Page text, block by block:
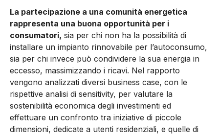
La partecipazione a una comunità energetica
rappresenta una buona opportunità per i
consumatori, sia per chi non ha la possibilità di
installare un impianto rinnovabile per l’autoconsumo,
sia per chi invece può condividere la sua energia in
eccesso, massimizzando i ricavi. Nel rapporto
vengono analizzati diversi business case, con le
rispettive analisi di sensitivity, per valutare la
sostenibilità economica degli investimenti ed
effettuare un confronto tra iniziative di piccole
dimensioni, dedicate a utenti residenziali, e quelle di